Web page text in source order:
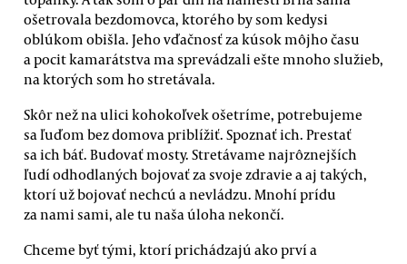
ošetrovala bezdomovca, ktorého by som kedysi
oblúkom obišla. Jeho vďačnosť za kúsok môjho času
a pocit kamarátstva ma sprevádzali ešte mnoho služieb,
na ktorých som ho stretávala.
Skôr než na ulici kohokoľvek ošetríme, potrebujeme
sa ľuďom bez domova priblížiť. Spoznať ich. Prestať
sa ich báť. Budovať mosty. Stretávame najrôznejších
ľudí odhodlaných bojovať za svoje zdravie a aj takých,
ktorí už bojovať nechcú a nevládzu. Mnohí prídu
za nami sami, ale tu naša úloha nekončí.
Chceme byť tými, ktorí prichádzajú ako prví a